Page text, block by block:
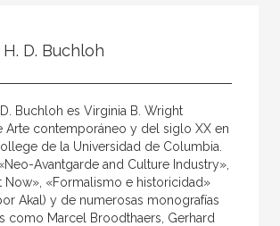
D. Buchloh
Buchloh es Virginia B. Wright
Arte contemporáneo y del siglo XX en
de la Universidad de Columbia.
Avantgarde and Culture Industry»,
Now», «Formalismo e historicidad»
Akal) y de numerosas monografías
como Marcel Broodthaers, Gerhard